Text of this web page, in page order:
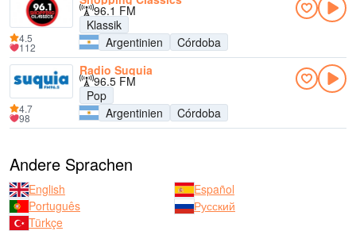
96.1 FM
Klassik
Argentinien
Córdoba
4.5
112
Radio Suquia
96.5 FM
Pop
Argentinien
Córdoba
4.7
98
Andere Sprachen
English
Español
Português
Русский
Türkçe